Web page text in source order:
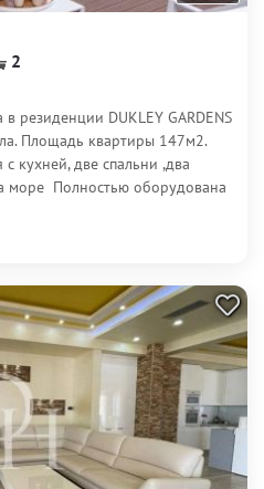
2
резиденции DUKLEY GARDENS
Площадь квартиры 147м2.
с кухней, две спальни ,два
море Полностью оборудована